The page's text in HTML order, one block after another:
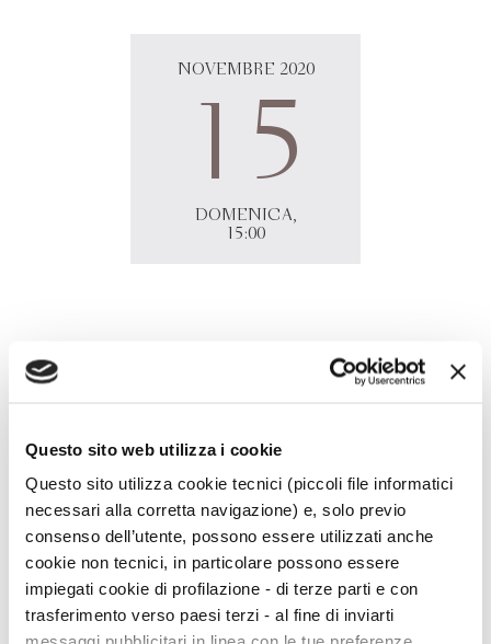
Questo sito web utilizza i cookie
Questo sito utilizza cookie tecnici (piccoli file informatici
necessari alla corretta navigazione) e, solo previo
consenso dell’utente, possono essere utilizzati anche
cookie non tecnici, in particolare possono essere
impiegati cookie di profilazione - di terze parti e con
trasferimento verso paesi terzi - al fine di inviarti
NOVEMBRE 2020
15
DOMENICA,
15:00
Loredana Lipperini La notte si avvicinain diretta
. Con